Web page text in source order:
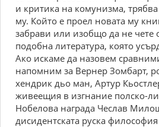
и критика на комунизма,
му. Който е проел новата му
забрави или изобщо да не чете
подобна литература, която
Ако искаме да назовем
напомним за Вернер Зомбарт,
хендрик дьо ман, Артур
живеещия в изгнание полско-
Нобелова награда Чеслав
дисидентската руска